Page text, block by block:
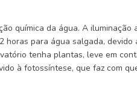
química da água. A
para água salgada, devido
tenha plantas, leve em
à fotossíntese, que faz com